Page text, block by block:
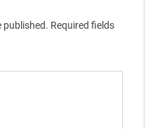
published. Required fields